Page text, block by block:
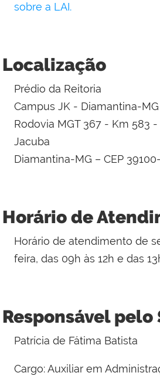
sobre a LAI.
Localização
Prédio da Reitoria
Campus JK - Diamantina-MG
Rodovia MGT 367 - Km 583
Jacuba
Diamantina-MG – CEP
Horário de
Horário de atendimento de
feira, das 09h às 12h e das
Responsável pelo
Patrícia de Fátima Batista
Cargo: Auxiliar em